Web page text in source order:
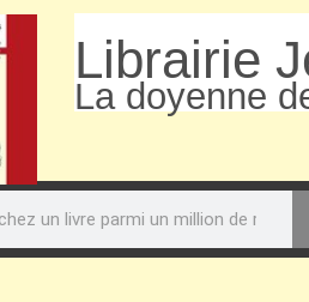
Librairie
La doyenne